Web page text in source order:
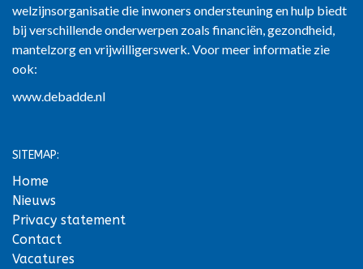
welzijnsorganisatie die inwoners ondersteuning en hulp biedt
bij verschillende onderwerpen zoals financiën, gezondheid,
mantelzorg en vrijwilligerswerk. Voor meer informatie zie
ook:
www.debadde.nl
SITEMAP:
Home
Nieuws
Privacy statement
Contact
Vacatures